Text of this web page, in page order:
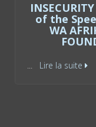
of the
WA
... Lire la suite